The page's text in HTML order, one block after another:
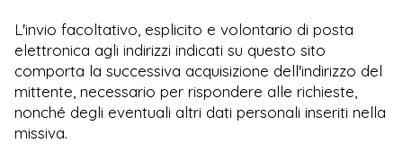
L'invio facoltativo, esplicito e volontario di posta
elettronica agli indirizzi indicati su questo sito
comporta la successiva acquisizione dell'indirizzo del
mittente, necessario per rispondere alle richieste,
nonché degli eventuali altri dati personali inseriti nella
missiva.